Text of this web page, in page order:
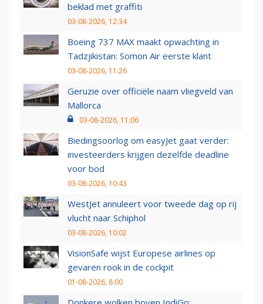
beklad met graffiti
03-08-2026, 12:34
Boeing 737 MAX maakt opwachting in
Tadzjikistan: Somon Air eerste klant
03-08-2026, 11:26
Geruzie over officiële naam vliegveld van
Mallorca
03-08-2026, 11:06
Biedingsoorlog om easyJet gaat verder:
investeerders krijgen dezelfde deadline
voor bod
03-08-2026, 10:43
WestJet annuleert voor tweede dag op rij
vlucht naar Schiphol
03-08-2026, 10:02
VisionSafe wijst Europese airlines op
gevaren rook in de cockpit
01-08-2026, 8:00